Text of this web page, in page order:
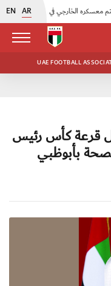
EN AR
اتحاد الكرة يُنظم ورشة عمل للمراقبين المعتمدين
UAE FOOTBALL
قرعة كأس رئيس
بأبوظبي